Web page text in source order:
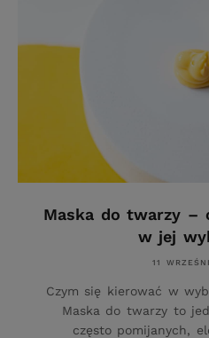
Maska do twarzy –
w jej
11
Czym się kierować w
Maska do twarzy to
często pomijanych,